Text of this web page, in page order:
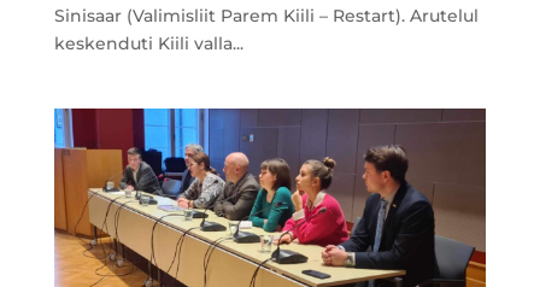
Sinisaar (Valimisliit Parem Kiili – Restart). Arutelul
keskenduti Kiili valla...